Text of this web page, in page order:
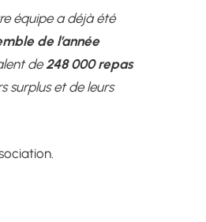
équipe a déjà été
de l’année
de248 000 repas
surplus et de leurs